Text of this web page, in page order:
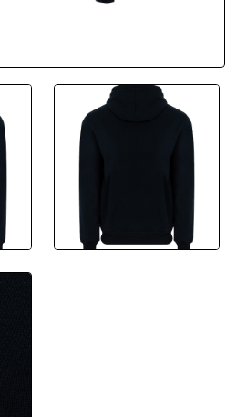
BEST SELLER